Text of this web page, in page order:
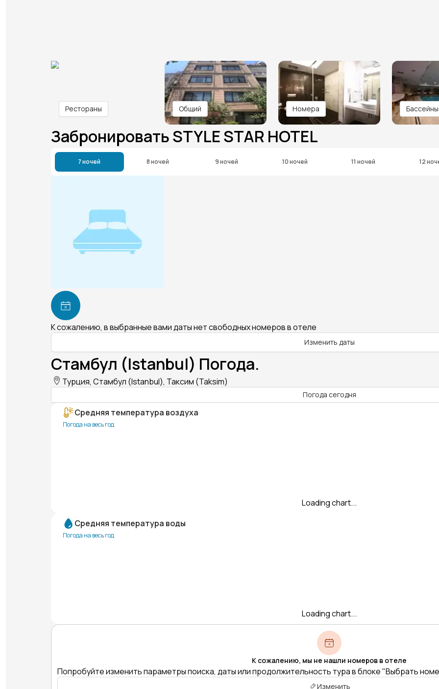
Рестораны Общий Номера Бассейны
Забронировать STYLE STAR HOTEL
7 ночей 8 ночей 9 ночей 10 ночей 11 ночей 12
К сожалению, в выбранные вами даты нет свободных номеров в отеле
Изменить даты
Стамбул (Istanbul) Погода.
Турция, Стамбул (Istanbul), Таксим (Taksim)
Погода сегодня
Средняя температура воздуха
Погода на весь год
Loading chart...
Средняя температура воды
Погода на весь год
Loading chart...
К сожалению, мы не нашли номеров в отеле
Попробуйте изменить параметры поиска, даты или продолжительность тура в блоке "Выбрать
Изменить